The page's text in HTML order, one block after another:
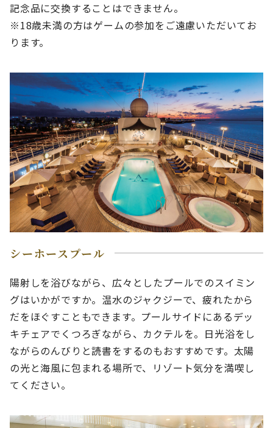
記念品に交換することはできません。
※18歳未満の方はゲームの参加をご遠慮いただいてお
ります。
シーホースプール
陽射しを浴びながら、広々としたプールでのスイミン
グはいかがですか。温水のジャクジーで、疲れたから
だをほぐすこともできます。プールサイドにあるデッ
キチェアでくつろぎながら、カクテルを。日光浴をし
ながらのんびりと読書をするのもおすすめです。太陽
の光と海風に包まれる場所で、リゾート気分を満喫し
てください。